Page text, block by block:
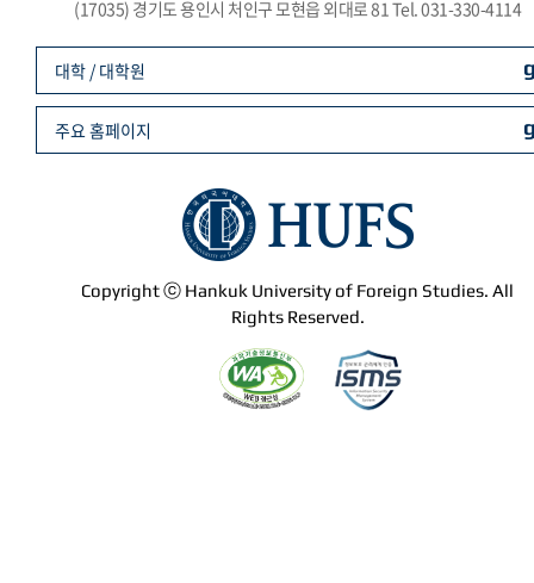
(17035) 경기도 용인시 처인구 모현읍 외대로 81 Tel. 031-330-4114
Copyright ⓒ Hankuk University of Foreign Studies. All
Rights Reserved.
대학 / 대학원
주요 홈페이지